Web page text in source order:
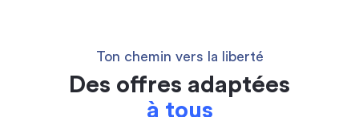
Ton chemin vers la liberté
Des offres adaptées
à tous